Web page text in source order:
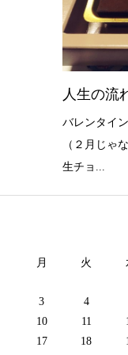
人生の流
バレンタイ
（２月じゃ
生チョ...
月 火
3
4
10
11
17
18